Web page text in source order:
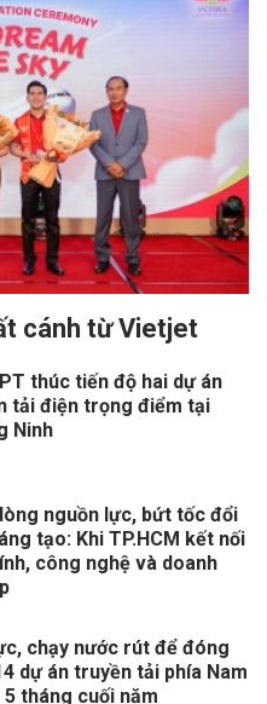
cánh từ Vietjet
thúc tiến độ hai dự án
tải điện trọng điểm tại
Ninh
nguồn lực, bứt tốc đổi
tạo: Khi TP.HCM kết nối
công nghệ và doanh
chạy nước rút để đóng
dự án truyền tải phía Nam
tháng cuối năm